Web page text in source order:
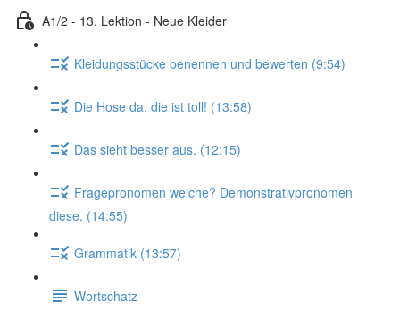
A1/2 - 13. Lektion - Neue Kleider
Kleidungsstücke benennen und bewerten (9:54)
Die Hose da, die ist toll! (13:58)
Das sieht besser aus. (12:15)
Fragepronomen welche? Demonstrativpronomen
diese. (14:55)
Grammatik (13:57)
Wortschatz